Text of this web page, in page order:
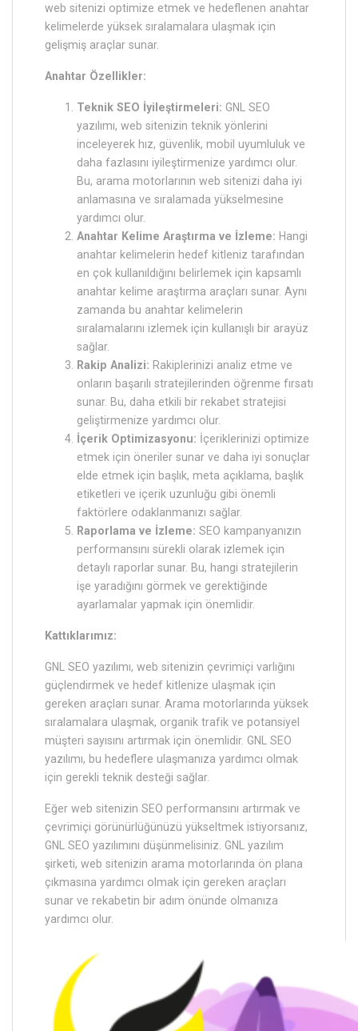
web sitenizi optimize etmek ve hedeflenen anahtar
kelimelerde yüksek sıralamalara ulaşmak için
gelişmiş araçlar sunar.
Anahtar Özellikler:
Teknik SEO İyileştirmeleri: GNL SEO
yazılımı, web sitenizin teknik yönlerini
inceleyerek hız, güvenlik, mobil uyumluluk ve
daha fazlasını iyileştirmenize yardımcı olur.
Bu, arama motorlarının web sitenizi daha iyi
anlamasına ve sıralamada yükselmesine
yardımcı olur.
Anahtar Kelime Araştırma ve İzleme: Hangi
anahtar kelimelerin hedef kitleniz tarafından
en çok kullanıldığını belirlemek için kapsamlı
anahtar kelime araştırma araçları sunar. Aynı
zamanda bu anahtar kelimelerin
sıralamalarını izlemek için kullanışlı bir arayüz
sağlar.
Rakip Analizi: Rakiplerinizi analiz etme ve
onların başarılı stratejilerinden öğrenme fırsatı
sunar. Bu, daha etkili bir rekabet stratejisi
geliştirmenize yardımcı olur.
İçerik Optimizasyonu: İçeriklerinizi optimize
etmek için öneriler sunar ve daha iyi sonuçlar
elde etmek için başlık, meta açıklama, başlık
etiketleri ve içerik uzunluğu gibi önemli
faktörlere odaklanmanızı sağlar.
Raporlama ve İzleme: SEO kampanyanızın
performansını sürekli olarak izlemek için
detaylı raporlar sunar. Bu, hangi stratejilerin
işe yaradığını görmek ve gerektiğinde
ayarlamalar yapmak için önemlidir.
Kattıklarımız:
GNL SEO yazılımı, web sitenizin çevrimiçi varlığını
güçlendirmek ve hedef kitlenize ulaşmak için
gereken araçları sunar. Arama motorlarında yüksek
sıralamalara ulaşmak, organik trafik ve potansiyel
müşteri sayısını artırmak için önemlidir. GNL SEO
yazılımı, bu hedeflere ulaşmanıza yardımcı olmak
için gerekli teknik desteği sağlar.
Eğer web sitenizin SEO performansını artırmak ve
çevrimiçi görünürlüğünüzü yükseltmek istiyorsanız,
GNL SEO yazılımını düşünmelisiniz. GNL yazılım
şirketi, web sitenizin arama motorlarında ön plana
çıkmasına yardımcı olmak için gereken araçları
sunar ve rekabetin bir adım önünde olmanıza
yardımcı olur.